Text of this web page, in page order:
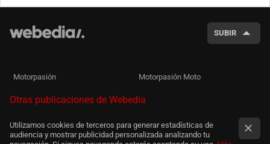
SUBIR
Motorpasión Motorpasión Moto
Otras publicaciones de Webedia
Utilizamos cookies de terceros para generar estadísticas de
audiencia y mostrar publicidad personalizada analizando tu